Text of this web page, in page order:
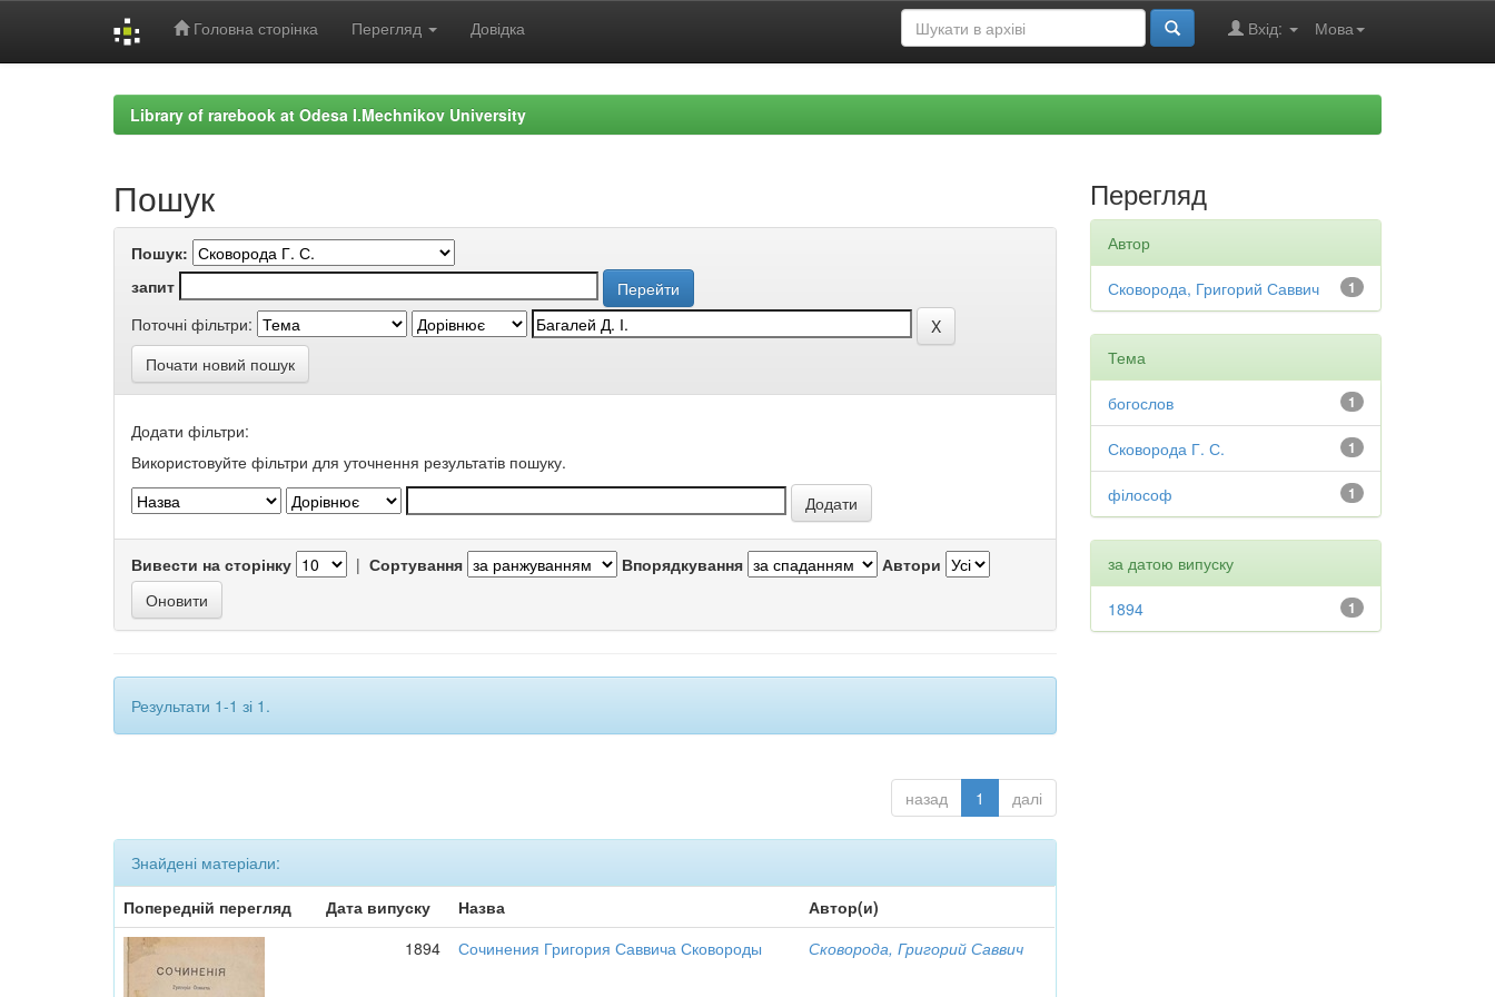
Головна сторінка Перегляд Довідка Мова
Вхід:
Library of rarebook at Odesa I.Mechnikov University
Пошук
Пошук:
запит
Поточні фільтри:
Почати новий пошук
Додати фільтри:
Використовуйте фільтри для уточнення результатів пошуку.
Вивести на сторінку | Сортування Впорядкування Автори
Результати 1-1 зі 1.
назад 1 далі
Знайдені матеріали:
Попередній перегляд
Дата випуску Назва
Автор(и)
1894
Сочинения Григория Саввича Сковороды Сковорода, Григорий Саввич
Перегляд
Автор
1
Сковорода, Григорий Саввич
Тема
1
богослов
1
Сковорода Г. С.
1
філософ
за датою випуску
1
1894